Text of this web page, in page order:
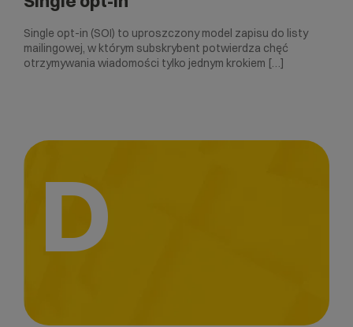
Single opt-in (SOI) to uproszczony model zapisu do listy
mailingowej, w którym subskrybent potwierdza chęć
otrzymywania wiadomości tylko jednym krokiem […]
D